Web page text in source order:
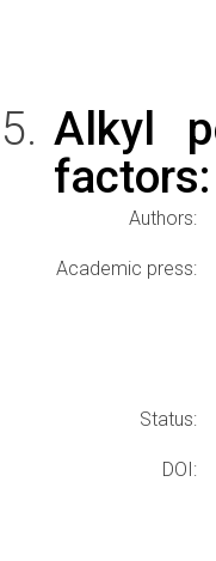
Alkyl
Authors:
Academic press:
Status:
DOI: